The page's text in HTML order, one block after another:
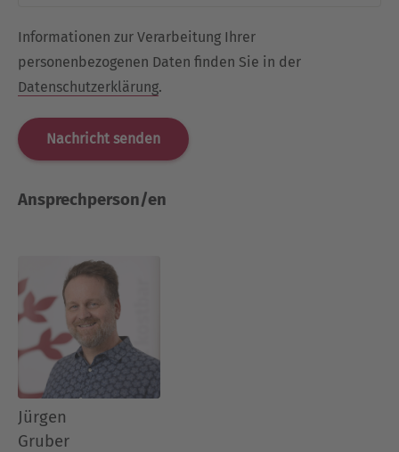
Informationen zur Verarbeitung Ihrer
personenbezogenen Daten finden Sie in der
Datenschutzerklärung.
Ansprechperson/en
Jürgen
Gruber